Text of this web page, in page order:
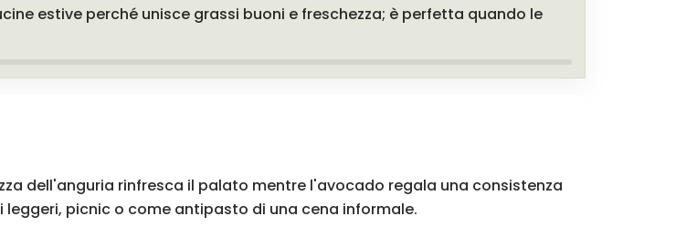
estive perché unisce grassi buoni e freschezza; è perfetta quando le
dell'anguria rinfresca il palato mentre l'avocado regala una consistenza
picnic o come antipasto di una cena informale.